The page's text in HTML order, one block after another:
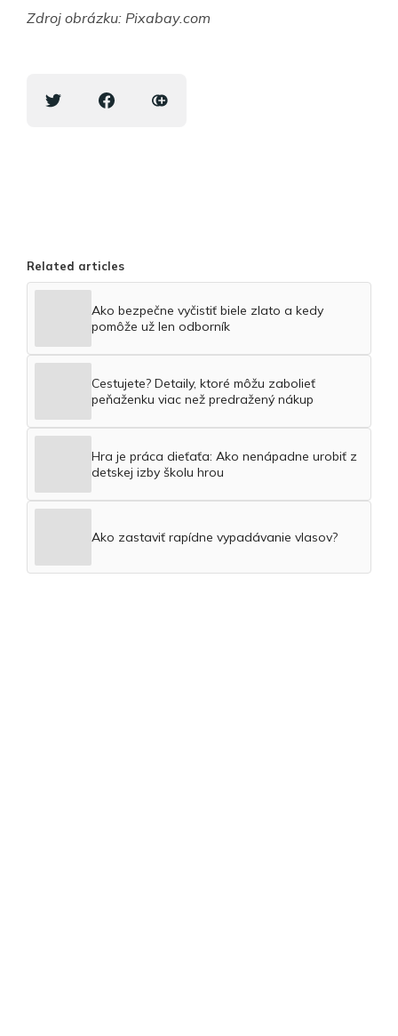
Zdroj obrázku: Pixabay.com
Related articles
Ako bezpečne vyčistiť biele zlato a kedy
pomôže už len odborník
Cestujete? Detaily, ktoré môžu zabolieť
peňaženku viac než predražený nákup
Hra je práca dieťaťa: Ako nenápadne urobiť z
detskej izby školu hrou
Ako zastaviť rapídne vypadávanie vlasov?